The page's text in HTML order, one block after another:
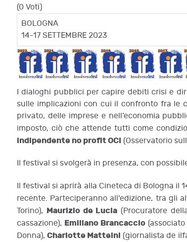
(0 Voti)
BOLOGNA
14-17 SETTEMBRE 2023
I dialoghi pubblici per capire debiti crisi e
sulle implicazioni con cui il confronto fra le
privato, delle imprese e nell’economia
imposto, ciò che attende tutti come
indipendente no profit OCI (Osservatorio
Il festival si svolgerà in presenza, con
Il festival si aprirà alla Cineteca di Bologna il
recente. Parteciperanno all'edizione, tra gli
Torino), Maurizio de Lucia (Procuratore
cassazione), Emiliano Brancaccio(associato
Donna),Charlotte Matteini (giornalista de